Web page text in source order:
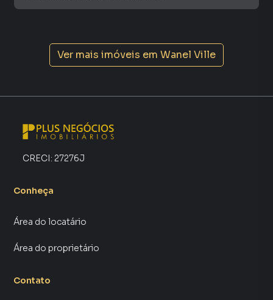
Ver mais imóveis em Wanel Ville
CRECI: 27276J
Conheça
Área do locatário
Área do proprietário
Contato